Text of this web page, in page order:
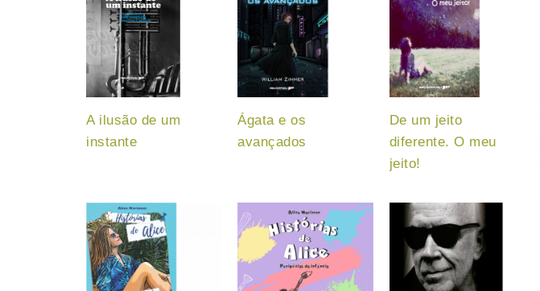
A ilusão de um
instante
Ágata e os
avançados
De um jeito
diferente. O meu
jeito!